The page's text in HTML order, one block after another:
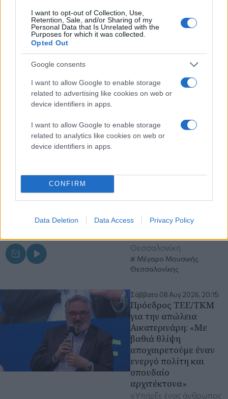
I want to opt-out of Collection, Use,
Retention, Sale, and/or Sharing of my
Personal Data that Is Unrelated with the
Purposes for which it was collected.
Opted Out
Google consents
I want to allow Google to enable storage
related to advertising like cookies on web or
device identifiers in apps.
I want to allow Google to enable storage
related to analytics like cookies on web or
device identifiers in apps.
CONFIRM
Data Deletion Data Access Privacy Policy
Διαβάστε περισσότερα
Θεσσαλονίκη: Όταν οι
«Τρωάδες» του
Δημήτρη Λάγιου
(βίντεο)
πολυφωνική θεατρική
ειπώθηκαν στη
Τύπου για την παράσταση
Θεσσαλονίκη
Μέγαρο Μουσικής
Θεσσαλονίκης
Σάββατο 08 Αυγ 2026, 20:15
Πρόεδρος ΤΕΕ/ΤΚΜ
για την απώλεια
Αικατερινάρη: «Mε
βαθιά θλίψη
αποχαιρετούμε έναν
ενεργό πολίτη και
σπουδαίο
αρχιτέκτονα»
«Υπήρξε ένας άνθρωπος